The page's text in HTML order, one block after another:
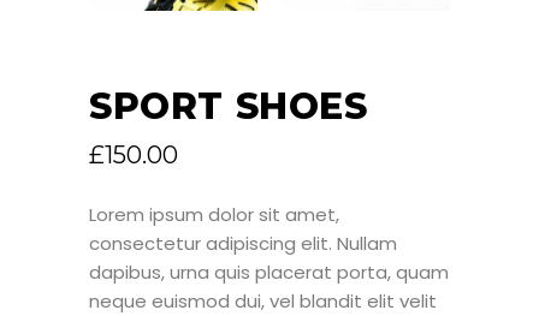
SPORT SHOES
£150.00
Lorem ipsum dolor sit amet,
consectetur adipiscing elit. Nullam
dapibus, urna quis placerat porta, quam
neque euismod dui, vel blandit elit velit